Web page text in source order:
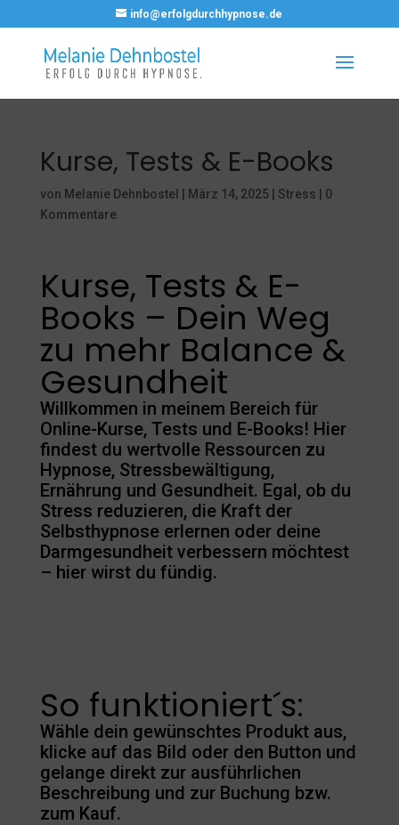
info@erfolgdurchhypnose.de
Kurse, Tests & E-Books
von Melanie Dehnbostel März 14, 2025| Stress
0
Kommentare
Kurse, Tests & E-
Books – Dein Weg
zu mehr Balance &
Gesundheit
Willkommen in meinem Bereich für
Online-Kurse, Tests und E-Books! Hier
findest du wertvolle Ressourcen zu
Hypnose, Stressbewältigung,
Ernährung und Gesundheit. Egal, ob du
Stress reduzieren, die Kraft der
Selbsthypnose erlernen oder deine
Darmgesundheit verbessern möchtest
– hier wirst du fündig.
So funktioniert´s:
Wähle dein gewünschtes Produkt aus,
klicke auf das Bild oder den Button und
gelange direkt zur ausführlichen
Beschreibung und zur Buchung bzw.
zum Kauf.